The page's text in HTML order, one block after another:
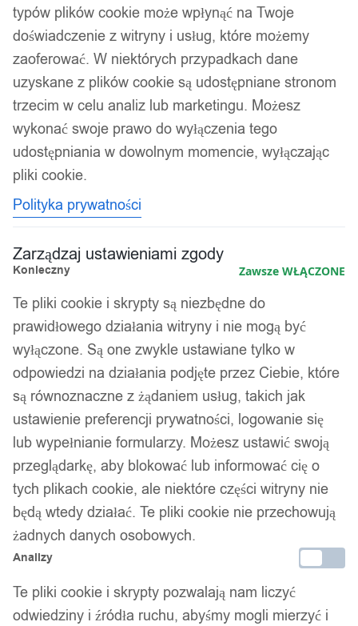
Wyświetlanie wszystkich wyników: 3
Kolejność
sortowania
WIECZNA Róża PODWÓJNA W SZKLE
Świecąca LED PREZENT
69,99zł
typów plików cookie może wpłynąć na Twoje
doświadczenie z witryny i usług, które możemy
zaoferować. W niektórych przypadkach dane
uzyskane z plików cookie są udostępniane stronom
trzecim w celu analiz lub marketingu. Możesz
wykonać swoje prawo do wyłączenia tego
udostępniania w dowolnym momencie, wyłączając
pliki cookie.
Polityka prywatności
Zarządzaj ustawieniami zgody
Konieczny Zawsze WŁĄCZONE
Te pliki cookie i skrypty są niezbędne do
prawidłowego działania witryny i nie mogą być
wyłączone. Są one zwykle ustawiane tylko w
odpowiedzi na działania podjęte przez Ciebie, które
są równoznaczne z żądaniem usług, takich jak
ustawienie preferencji prywatności, logowanie się
lub wypełnianie formularzy. Możesz ustawić swoją
przeglądarkę, aby blokować lub informować cię o
tych plikach cookie, ale niektóre części witryny nie
będą wtedy działać. Te pliki cookie nie przechowują
żadnych danych osobowych.
Analizy
Te pliki cookie i skrypty pozwalają nam liczyć
odwiedziny i źródła ruchu, abyśmy mogli mierzyć i